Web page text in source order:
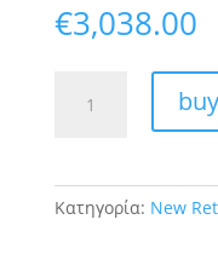
€3,038.00
ROOM
Κατηγορία: New